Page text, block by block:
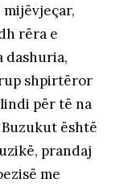
rëra e
dashuria,
shpirtëror
për të na
është
prandaj
me